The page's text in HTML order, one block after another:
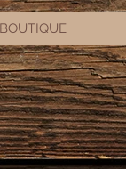
BOUTIQUE